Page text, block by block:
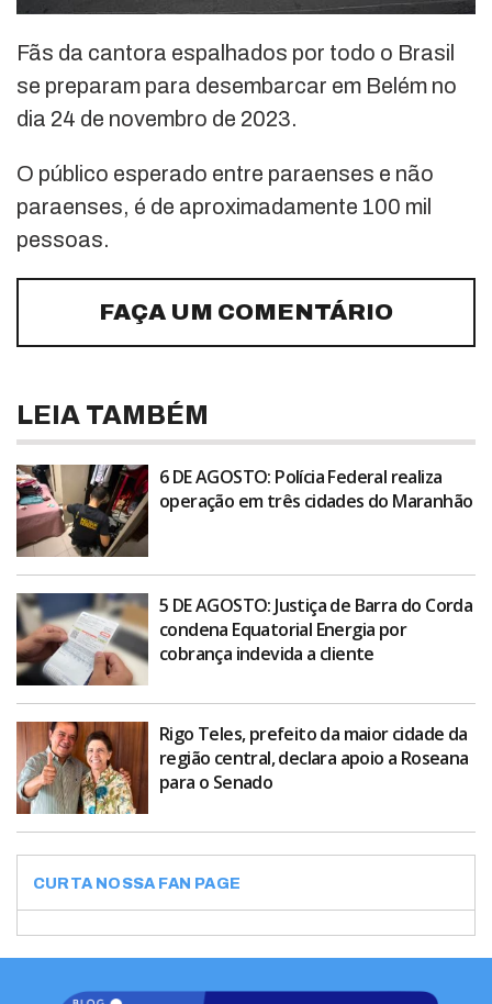
Fãs da cantora espalhados por todo o Brasil
se preparam para desembarcar em Belém no
dia 24 de novembro de 2023.
O público esperado entre paraenses e não
paraenses, é de aproximadamente 100 mil
pessoas.
FAÇA UM COMENTÁRIO
LEIA TAMBÉM
6 DE AGOSTO: Polícia Federal realiza
operação em três cidades do Maranhão
5 DE AGOSTO: Justiça de Barra do Corda
condena Equatorial Energia por
cobrança indevida a cliente
Rigo Teles, prefeito da maior cidade da
região central, declara apoio a Roseana
para o Senado
CURTA NOSSA FAN PAGE